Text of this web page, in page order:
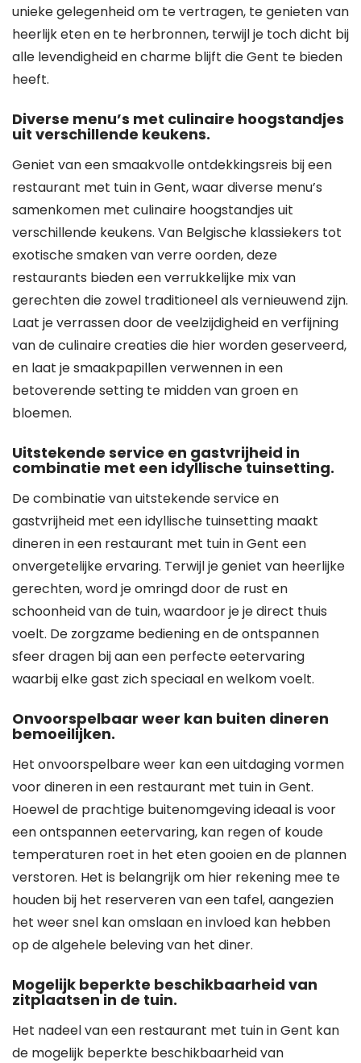
unieke gelegenheid om te vertragen, te genieten van
heerlijk eten en te herbronnen, terwijl je toch dicht bij
alle levendigheid en charme blijft die Gent te bieden
heeft.
Diverse menu’s met culinaire hoogstandjes
uit verschillende keukens.
Geniet van een smaakvolle ontdekkingsreis bij een
restaurant met tuin in Gent, waar diverse menu’s
samenkomen met culinaire hoogstandjes uit
verschillende keukens. Van Belgische klassiekers tot
exotische smaken van verre oorden, deze
restaurants bieden een verrukkelijke mix van
gerechten die zowel traditioneel als vernieuwend zijn.
Laat je verrassen door de veelzijdigheid en verfijning
van de culinaire creaties die hier worden geserveerd,
en laat je smaakpapillen verwennen in een
betoverende setting te midden van groen en
bloemen.
Uitstekende service en gastvrijheid in
combinatie met een idyllische tuinsetting.
De combinatie van uitstekende service en
gastvrijheid met een idyllische tuinsetting maakt
dineren in een restaurant met tuin in Gent een
onvergetelijke ervaring. Terwijl je geniet van heerlijke
gerechten, word je omringd door de rust en
schoonheid van de tuin, waardoor je je direct thuis
voelt. De zorgzame bediening en de ontspannen
sfeer dragen bij aan een perfecte eetervaring
waarbij elke gast zich speciaal en welkom voelt.
Onvoorspelbaar weer kan buiten dineren
bemoeilijken.
Het onvoorspelbare weer kan een uitdaging vormen
voor dineren in een restaurant met tuin in Gent.
Hoewel de prachtige buitenomgeving ideaal is voor
een ontspannen eetervaring, kan regen of koude
temperaturen roet in het eten gooien en de plannen
verstoren. Het is belangrijk om hier rekening mee te
houden bij het reserveren van een tafel, aangezien
het weer snel kan omslaan en invloed kan hebben
op de algehele beleving van het diner.
Mogelijk beperkte beschikbaarheid van
zitplaatsen in de tuin.
Het nadeel van een restaurant met tuin in Gent kan
de mogelijk beperkte beschikbaarheid van